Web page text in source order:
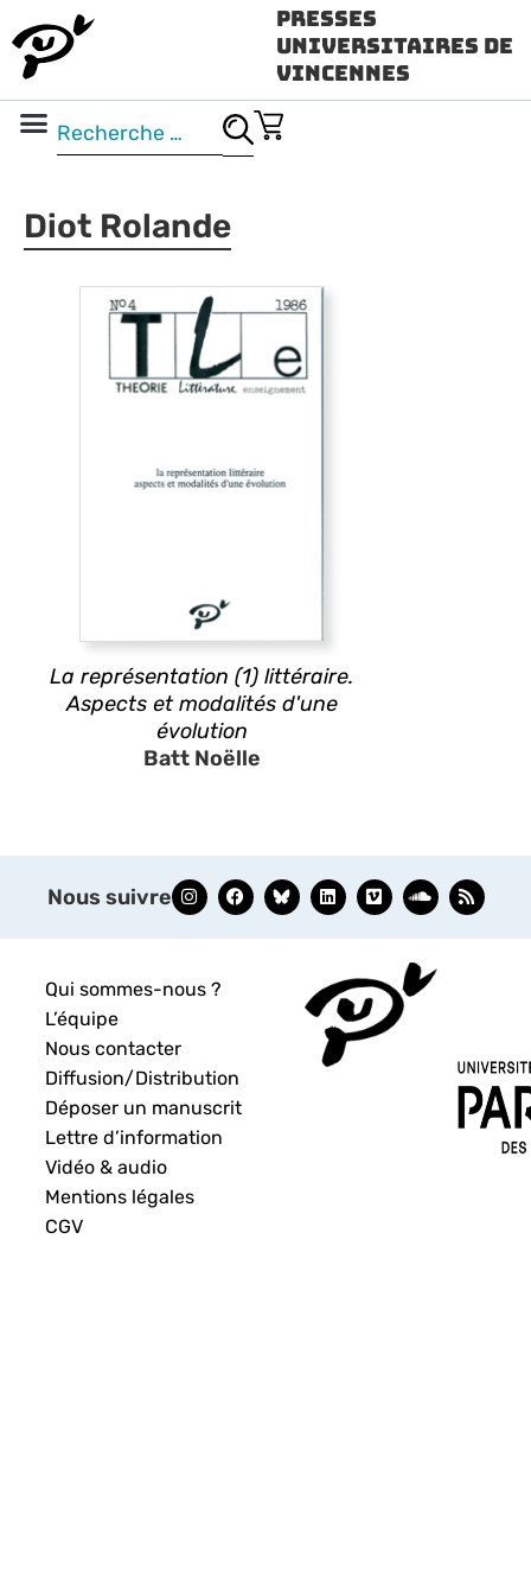
Presses
Universitaires de
Vincennes
Diot Rolande
La représentation (1) littéraire.
Aspects et modalités d'une
évolution
Batt Noëlle
Nous suivre
Qui sommes-nous ?
L’équipe
Nous contacter
Diffusion/Distribution
Déposer un manuscrit
Lettre d’information
Vidéo & audio
Mentions légales
CGV